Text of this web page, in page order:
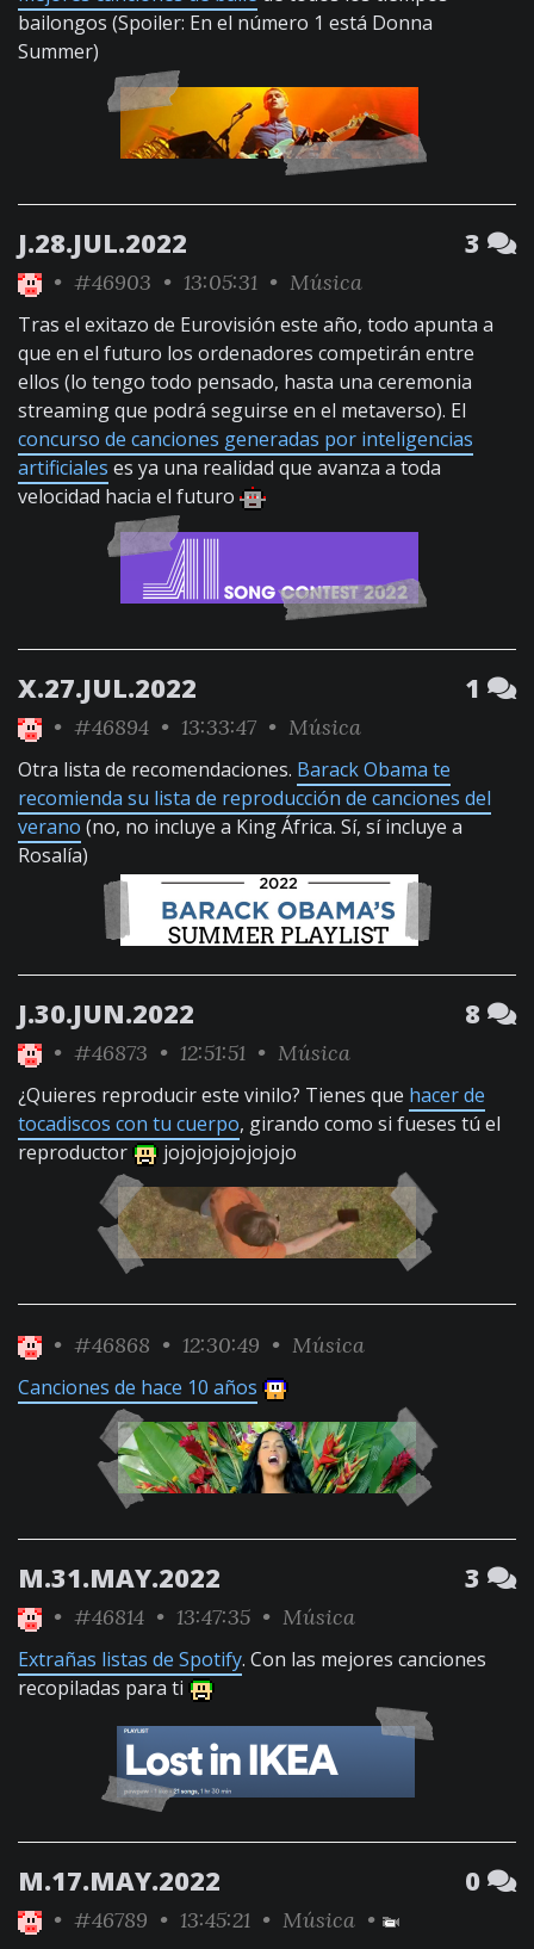
bailongos (Spoiler: En el número 1 está Donna
Summer)
J.28.JUL.2022 3
• #46903 • 13:05:31 • Música
Tras el exitazo de Eurovisión este año, todo apunta a
que en el futuro los ordenadores competirán entre
ellos (lo tengo todo pensado, hasta una ceremonia
streaming que podrá seguirse en el metaverso). El
concurso de canciones generadas por inteligencias
artificiales es ya una realidad que avanza a toda
velocidad hacia el futuro
X.27.JUL.2022 1
• #46894 • 13:33:47 • Música
Otra lista de recomendaciones. Barack Obama te
recomienda su lista de reproducción de canciones del
verano (no, no incluye a King África. Sí, sí incluye a
Rosalía)
J.30.JUN.2022 8
• #46873 • 12:51:51 • Música
¿Quieres reproducir este vinilo? Tienes que hacer de
tocadiscos con tu cuerpo, girando como si fueses tú el
reproductor
jojojojojojojojo
• #46868 • 12:30:49 • Música
Canciones de hace 10 años
M.31.MAY.2022 3
• #46814 • 13:47:35 • Música
Extrañas listas de Spotify. Con las mejores canciones
recopiladas para ti
M.17.MAY.2022 0
• #46789 • 13:45:21 • Música •